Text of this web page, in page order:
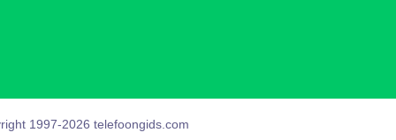
1997-2026 telefoongids.com